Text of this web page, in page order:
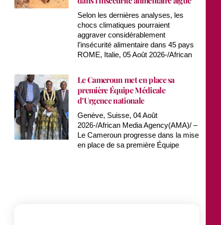
Selon les dernières analyses, les
chocs climatiques pourraient
aggraver considérablement
l’insécurité alimentaire dans 45 pays
ROME, Italie, 05 Août 2026-/African
Le Cameroun met en place sa
première Équipe Médicale
d’Urgence nationale
Genève, Suisse, 04 Août
2026-/African Media Agency(AMA)/ –
Le Cameroun progresse dans la mise
en place de sa première Équipe